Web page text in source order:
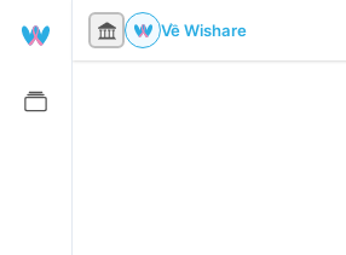
Về Wishare